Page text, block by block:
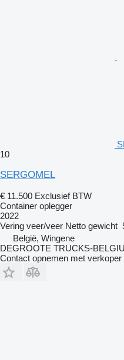
10
SERGOMEL
€ 11.500 Exclusief BTW
Container oplegger
2022
Vering veer/veer Netto gewicht
België, Wingene
DEGROOTE TRUCKS-
Contact opnemen met verkoper